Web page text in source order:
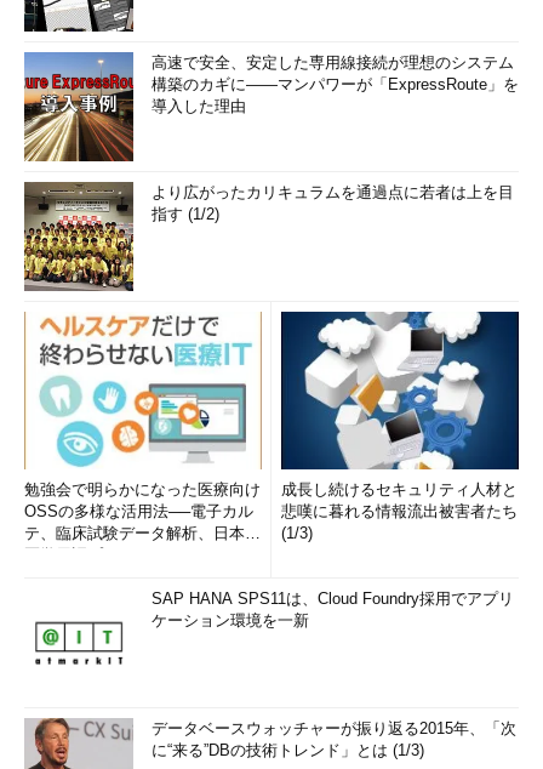
高速で安全、安定した専用線接続が理想のシステム
構築のカギに――マンパワーが「ExpressRoute」を
導入した理由
より広がったカリキュラムを通過点に若者は上を目
指す (1/2)
勉強会で明らかになった医療向け
OSSの多様な活用法──電子カル
テ、臨床試験データ解析、日本語
成長し続けるセキュリティ人材と
悲嘆に暮れる情報流出被害者たち
(1/3)
SAP HANA SPS11は、Cloud Foundry採用でアプリ
ケーション環境を一新
データベースウォッチャーが振り返る2015年、「次
に“来る”DBの技術トレンド」とは (1/3)